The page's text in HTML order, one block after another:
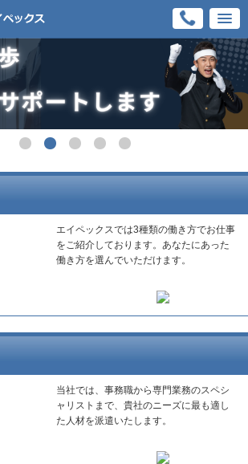
エイペックスでは3種類の働き方でお仕事
をご紹介しております。あなたにあった
働き方を選んでいただけます。
当社では、事務職から専門業務のスペシ
ャリストまで、貴社のニーズに最も適し
た人材を派遣いたします。